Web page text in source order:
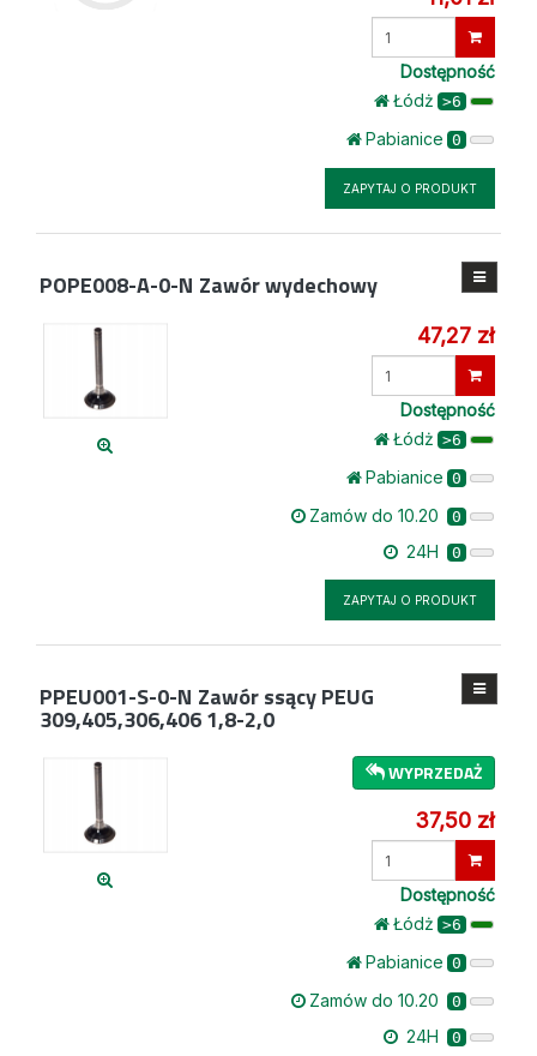
Dostępność
Łódż >6
Pabianice 0
ZAPYTAJ O PRODUKT
POPE008-A-0-N Zawór wydechowy
47,27 zł
Dostępność
Łódż >6
Pabianice 0
Zamów do 10.20 0
24H 0
ZAPYTAJ O PRODUKT
PPEU001-S-0-N Zawór ssący PEUG
309,405,306,406 1,8-2,0
WYPRZEDAŻ
37,50 zł
Dostępność
Łódż >6
Pabianice 0
Zamów do 10.20 0
24H 0